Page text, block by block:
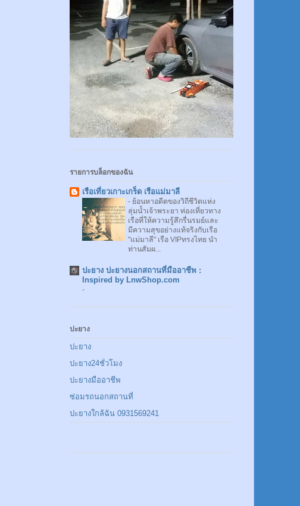
รายการบล็อกของฉัน
เรือเที่ยวเกาะเกร็ด เรือแม่มาลี
- ย้อนหาอดีตของวิถีชีวิตแห่ง
ลุ่มน้ำเจ้าพระยา ท่องเที่ยวทาง
เรือที่ให้ความรู้สึกรื่นรมย์และ
มีความสุขอย่างแท้จริงกับเรือ
"แม่มาลี" เรือ VIPทรงไทย นำ
ท่านสัมผ...
ปะยาง ปะยางนอกสถานที่มืออาชีพ :
Inspired by LnwShop.com
-
ปะยาง
ปะยาง
ปะยาง24ชั่วโมง
ปะยางมืออาชีพ
ซ่อมรถนอกสถานที่
ปะยางใกล้ฉัน 0931569241